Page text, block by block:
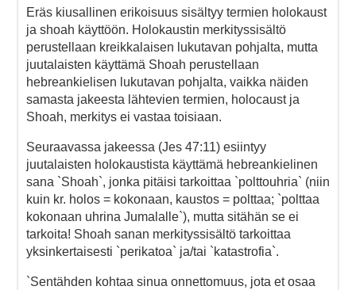
Eräs kiusallinen erikoisuus sisältyy termien holokaust
ja shoah käyttöön. Holokaustin merkityssisältö
perustellaan kreikkalaisen lukutavan pohjalta, mutta
juutalaisten käyttämä Shoah perustellaan
hebreankielisen lukutavan pohjalta, vaikka näiden
samasta jakeesta lähtevien termien, holocaust ja
Shoah, merkitys ei vastaa toisiaan.
Seuraavassa jakeessa (Jes 47:11) esiintyy
juutalaisten holokaustista käyttämä hebreankielinen
sana `Shoah`, jonka pitäisi tarkoittaa `polttouhria` (niin
kuin kr. holos = kokonaan, kaustos = polttaa; `polttaa
kokonaan uhrina Jumalalle`), mutta sitähän se ei
tarkoita! Shoah sanan merkityssisältö tarkoittaa
yksinkertaisesti `perikatoa` ja/tai `katastrofia`.
`Sentähden kohtaa sinua onnettomuus, jota et osaa